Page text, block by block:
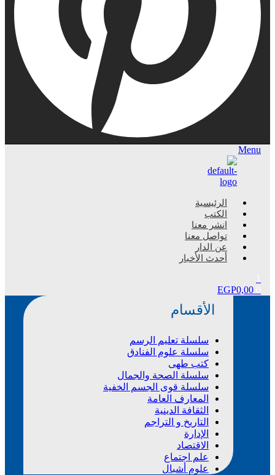
Menu
الرئيسية
الكتب
انشر معنا
تواصل معنا
عن الدار
أحدث الأخبار
EGP0,00
الأقسام
سلسلة تعليم الرسم
سلسلة علوم الفنادق
كتب طهى
سلسلة الصحة والجمال
سلسلة قوى الجسم الخفية
المعارف العامة
الثقافة الدينية
التاريخ و التراجم
الإدارة
الاقتصاد
علم اجتماع
علوم أشبال